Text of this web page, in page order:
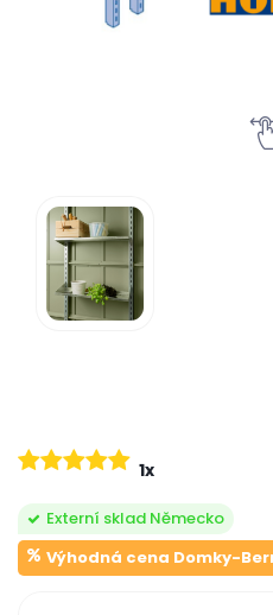
Externí sklad Německo
Výhodná cena Domky-
1x